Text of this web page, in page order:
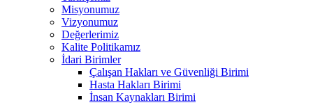
Misyonumuz
Vizyonumuz
Değerlerimiz
Kalite Politikamız
İdari Birimler
Çalışan Hakları ve Güvenliği Birimi
Hasta Hakları Birimi
İnsan Kaynakları Birimi